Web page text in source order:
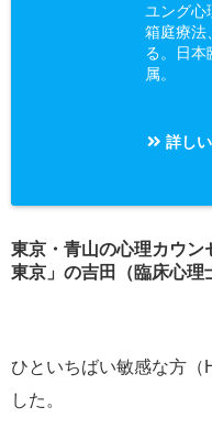
ユング心
箱庭療法
る。日本
属。
詳し
東京・青山の心理カウン
東京」の吉田（臨床心理
ひといちばい敏感な方（
した。